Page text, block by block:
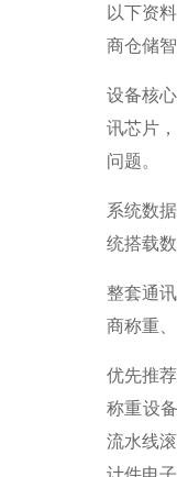
以下资
商仓储
设备核
讯芯片
问题。
系统数
统搭载
整套通
商称重
优先推
称重设
流水线